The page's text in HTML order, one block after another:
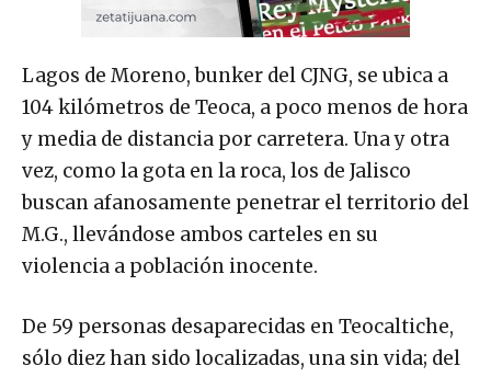
Lagos de Moreno, bunker del CJNG, se ubica a
104 kilómetros de Teoca, a poco menos de hora
y media de distancia por carretera. Una y otra
vez, como la gota en la roca, los de Jalisco
buscan afanosamente penetrar el territorio del
M.G., llevándose ambos carteles en su
violencia a población inocente.
De 59 personas desaparecidas en Teocaltiche,
sólo diez han sido localizadas, una sin vida; del